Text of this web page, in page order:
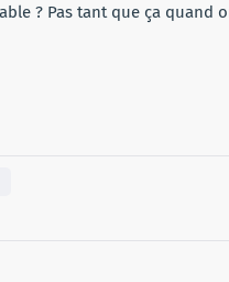
? Pas tant que ça quand